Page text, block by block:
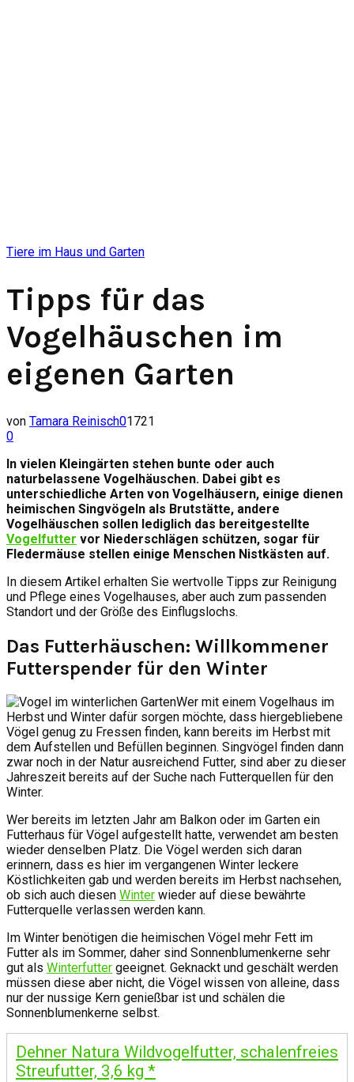
Tiere im Haus und Garten
Tipps für das
Vogelhäuschen im
eigenen Garten
von Tamara Reinisch01721
0
In vielen Kleingärten stehen bunte oder auch
naturbelassene Vogelhäuschen. Dabei gibt es
unterschiedliche Arten von Vogelhäusern, einige dienen
heimischen Singvögeln als Brutstätte, andere
Vogelhäuschen sollen lediglich das bereitgestellte
Vogelfutter vor Niederschlägen schützen, sogar für
Fledermäuse stellen einige Menschen Nistkästen auf.
In diesem Artikel erhalten Sie wertvolle Tipps zur Reinigung
und Pflege eines Vogelhauses, aber auch zum passenden
Standort und der Größe des Einflugslochs.
Das Futterhäuschen: Willkommener
Futterspender für den Winter
Wer mit einem Vogelhaus im
Herbst und Winter dafür sorgen möchte, dass hiergebliebene
Vögel genug zu Fressen finden, kann bereits im Herbst mit
dem Aufstellen und Befüllen beginnen. Singvögel finden dann
zwar noch in der Natur ausreichend Futter, sind aber zu dieser
Jahreszeit bereits auf der Suche nach Futterquellen für den
Winter.
Wer bereits im letzten Jahr am Balkon oder im Garten ein
Futterhaus für Vögel aufgestellt hatte, verwendet am besten
wieder denselben Platz. Die Vögel werden sich daran
erinnern, dass es hier im vergangenen Winter leckere
Köstlichkeiten gab und werden bereits im Herbst nachsehen,
ob sich auch diesen Winter wieder auf diese bewährte
Futterquelle verlassen werden kann.
Im Winter benötigen die heimischen Vögel mehr Fett im
Futter als im Sommer, daher sind Sonnenblumenkerne sehr
gut als Winterfutter geeignet. Geknackt und geschält werden
müssen diese aber nicht, die Vögel wissen von alleine, dass
nur der nussige Kern genießbar ist und schälen die
Sonnenblumenkerne selbst.
Dehner Natura Wildvogelfutter, schalenfreies
Streufutter, 3,6 kg *